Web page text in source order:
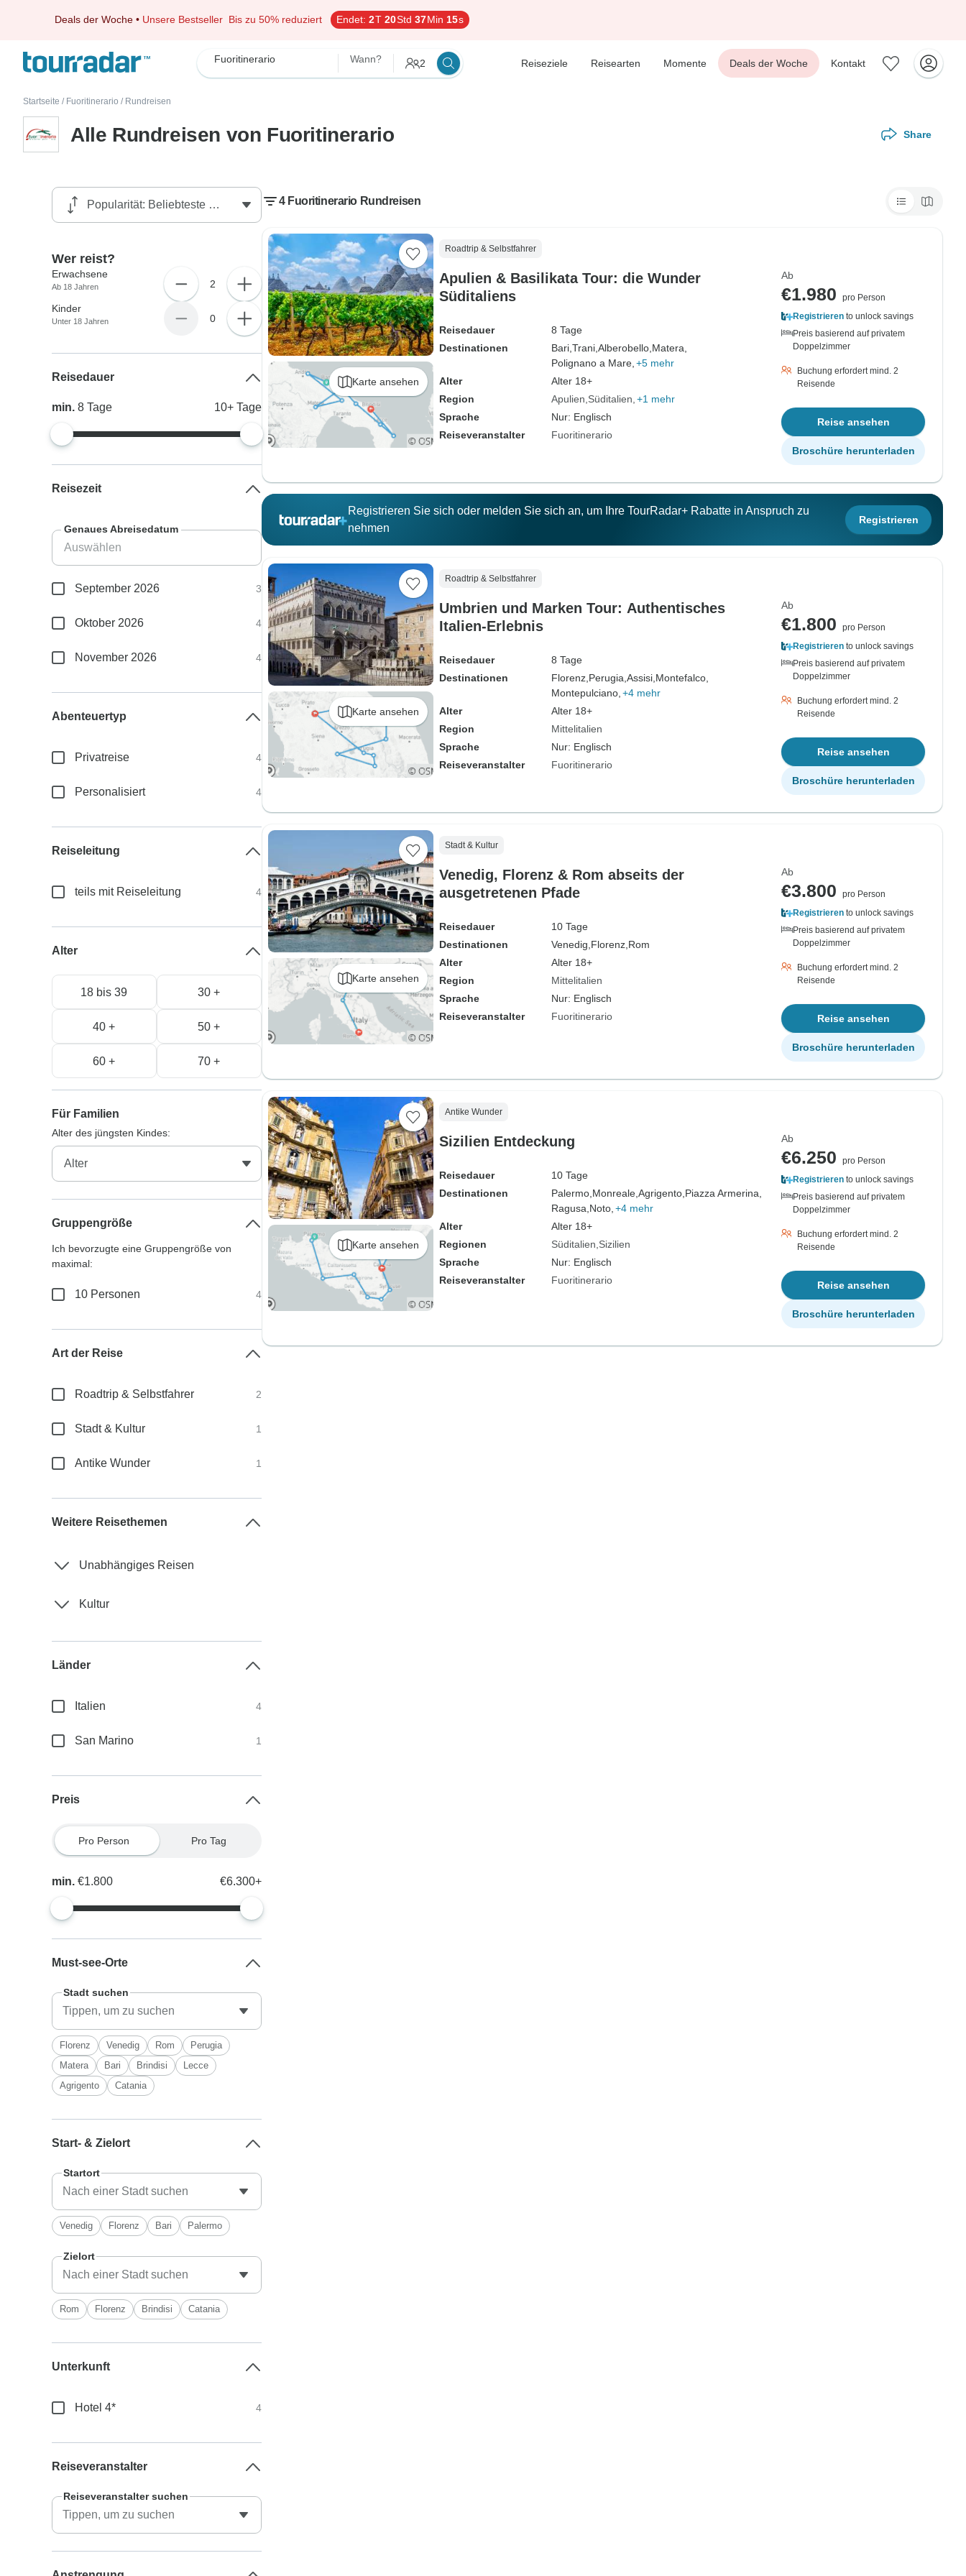
Deals der Woche • Unsere Bestseller Bis zu 50% reduziert Endet: 2T 20Std 37Min 14s
Fuoritinerario Wann? 2 Reiseziele Reisearten Momente Deals der Woche Kontakt
Startseite / Fuoritinerario / Rundreisen
Alle Rundreisen von Fuoritinerario Share
4 Fuoritinerario Rundreisen
Karte ansehen
Roadtrip & Selbstfahrer
Apulien & Basilikata Tour: die Wunder
Süditaliens
Reisedauer
8 Tage
Destinationen
Bari, Trani, Alberobello, Matera,
Polignano a Mare, +5 mehr
Alter
Alter 18+
Region
Apulien Süditalien +1 mehr
Sprache
Nur: Englisch
Reiseveranstalter
Fuoritinerario
Ab
€1.980
pro Person
Registrieren to unlock savings
Preis basierend auf privatem
Doppelzimmer
Buchung erfordert mind. 2
Reisende
Reise ansehen
Broschüre herunterladen
Registrieren Sie sich oder melden Sie sich an, um Ihre TourRadar+ Rabatte in Anspruch zu
nehmen
Registrieren
Karte ansehen
Roadtrip & Selbstfahrer
Umbrien und Marken Tour: Authentisches
Italien-Erlebnis
Reisedauer
8 Tage
Destinationen
Florenz, Perugia, Assisi, Montefalco,
Montepulciano, +4 mehr
Alter
Alter 18+
Region
Mittelitalien
Sprache
Nur: Englisch
Reiseveranstalter
Fuoritinerario
Ab
€1.800
pro Person
Registrieren to unlock savings
Preis basierend auf privatem
Doppelzimmer
Buchung erfordert mind. 2
Reisende
Reise ansehen
Broschüre herunterladen
Karte ansehen
Stadt & Kultur
Venedig, Florenz & Rom abseits der
ausgetretenen Pfade
Reisedauer
10 Tage
Destinationen
Venedig, Florenz, Rom
Alter
Alter 18+
Region
Mittelitalien
Sprache
Nur: Englisch
Reiseveranstalter
Fuoritinerario
Ab
€3.800
pro Person
Registrieren to unlock savings
Preis basierend auf privatem
Doppelzimmer
Buchung erfordert mind. 2
Reisende
Reise ansehen
Broschüre herunterladen
Karte ansehen
Antike Wunder
Sizilien Entdeckung
Reisedauer
10 Tage
Destinationen
Palermo, Monreale, Agrigento, Piazza Armerina,
Ragusa, Noto, +4 mehr
Alter
Alter 18+
Regionen
Süditalien Sizilien
Sprache
Nur: Englisch
Reiseveranstalter
Fuoritinerario
Ab
€6.250
pro Person
Registrieren to unlock savings
Preis basierend auf privatem
Doppelzimmer
Buchung erfordert mind. 2
Reisende
Reise ansehen
Broschüre herunterladen
Wer reist?
Erwachsene
Ab 18 Jahren 2
Kinder
Unter 18 Jahren 0
Reisedauer
min.8Tage 10+ Tage
Reisezeit
Genaues Abreisedatum
September 2026 3
Oktober 2026 4
November 2026 4
Abenteuertyp
Privatreise 4
Personalisiert 4
Reiseleitung
teils mit Reiseleitung 4
Alter
18 bis 39 30 +
40 + 50 +
60 + 70 +
Für Familien
Alter des jüngsten Kindes:
Gruppengröße
Ich bevorzugte eine Gruppengröße von
maximal:
10 Personen 4
Art der Reise
Roadtrip & Selbstfahrer 2
Stadt & Kultur 1
Antike Wunder 1
Weitere Reisethemen
Unabhängiges Reisen
Kultur
Länder
Italien 4
San Marino 1
Preis
Pro Person Pro Tag
min.€1.800 €6.300+
Must-see-Orte
Stadt suchen
Florenz Venedig Rom
Perugia
Matera
Bari Brindisi
Lecce
Agrigento
Catania
Start- & Zielort
Startort
Venedig Florenz Bari Palermo
Zielort
Rom Florenz Brindisi Catania
Unterkunft
Hotel 4* 4
Reiseveranstalter
Reiseveranstalter suchen